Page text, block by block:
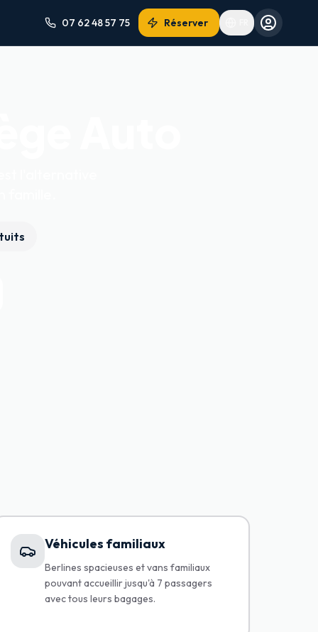
07 62 48 57 75 Réserver
Véhicules familiaux
Berlines spacieuses et vans familiaux
pouvant accueillir jusqu'à 7 passagers
avec tous leurs bagages.